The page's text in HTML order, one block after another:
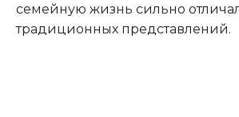
семейную жизнь сильно
традиционных представлений.